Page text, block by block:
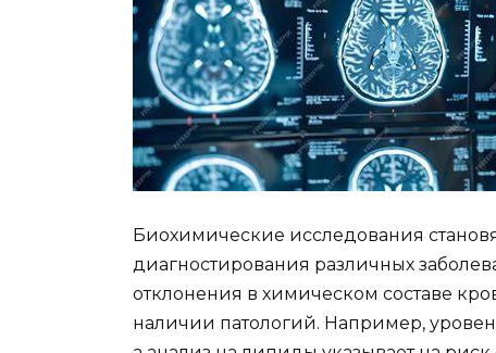
Биохимические исследования
диагностирования различных
отклонения в химическом составе
наличии патологий. Например,